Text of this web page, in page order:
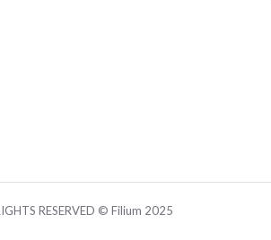
RESERVED © Filium 2025